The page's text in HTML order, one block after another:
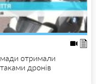
отримали
дронів